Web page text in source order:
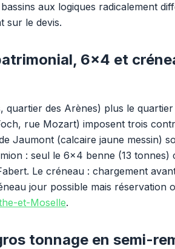
aux logiques radicalement
sur le devis.
6x4 et
quartier des Arènes) plus le
rue Mozart) imposent trois
Jaumont (calcaire jaune messin)
: seul le 6x4 benne (13 tonnes)
Le créneau : chargement
jour possible mais réservation
et-Moselle.
tonnage en semi-